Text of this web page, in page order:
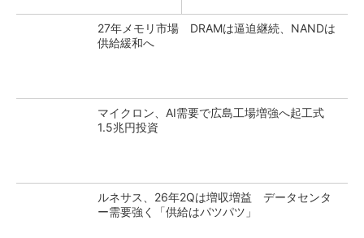
27年メモリ市場 DRAMは逼迫継続、NANDは
供給緩和へ
マイクロン、AI需要で広島工場増強へ起工式
1.5兆円投資
ルネサス、26年2Qは増収増益 データセンタ
ー需要強く「供給はパツパツ」